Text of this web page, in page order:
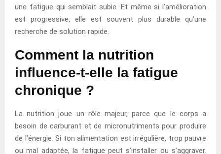
une fatigue qui semblait subie. Et même si l’amélioration
est progressive, elle est souvent plus durable qu’une
recherche de solution rapide.
Comment la nutrition
influence-t-elle la fatigue
chronique ?
La nutrition joue un rôle majeur, parce que le corps a
besoin de carburant et de micronutriments pour produire
de l’énergie. Si ton alimentation est irrégulière, trop pauvre
ou mal adaptée, la fatigue peut s’installer ou s’aggraver.